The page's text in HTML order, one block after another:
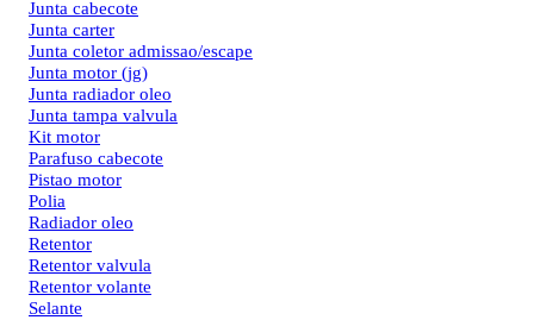
Junta cabecote
Junta carter
Junta coletor admissao/escape
Junta motor (jg)
Junta radiador oleo
Junta tampa valvula
Kit motor
Parafuso cabecote
Pistao motor
Polia
Radiador oleo
Retentor
Retentor valvula
Retentor volante
Selante